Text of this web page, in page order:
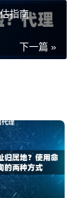
的一步。I
择像天启
网络资源的
着你可以
（HTTP/
进行直观
指南
下一篇 »